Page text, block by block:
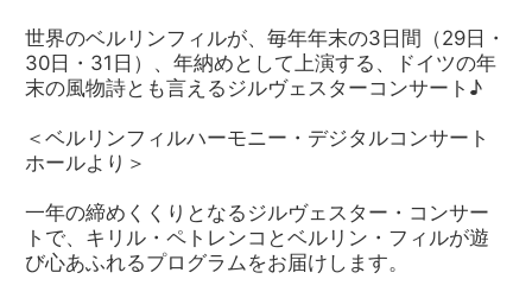
世界のベルリンフィルが、毎年年末の3日間（29日・
30日・31日）、年納めとして上演する、ドイツの年
末の風物詩とも言えるジルヴェスターコンサート♪
＜ベルリンフィルハーモニー・デジタルコンサート
ホールより＞
一年の締めくくりとなるジルヴェスター・コンサー
トで、キリル・ペトレンコとベルリン・フィルが遊
び心あふれるプログラムをお届けします。